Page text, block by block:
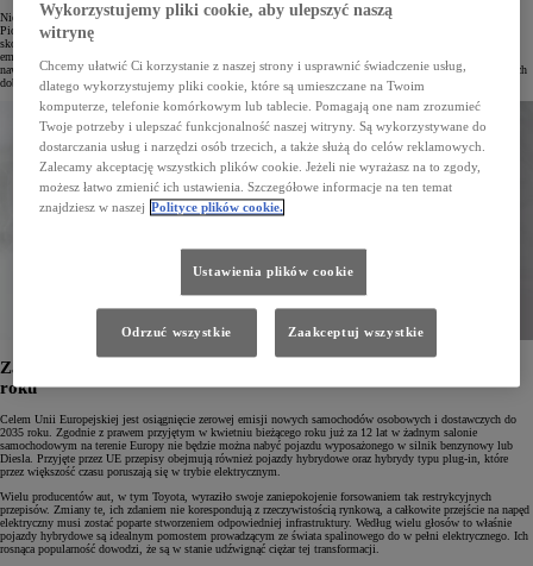
Niektórzy producenci samochodów – jak Toyota – nad czystszymi źródłami napędu pracowali od lat.
Pionierskiesamochody hybrydowe
skorygować swoje strategie wraz z przyjęciem unijnych planów zakładających zmniejszenie do 2030 roku
emisji samochodów osobowych o 55%, a dostawczych – o 50%. Choć rzeczywistość potrafi weryfikować
nawet najbardziej przemyślane strategie, dziś jedno jest pewne – po przeszło 120 latach epoka aut spalinowych
dobiega końca.
Zakaz sprzedaży nowych samochodów spalinowych już od 2035
roku
Celem Unii Europejskiej jest osiągnięcie zerowej emisji nowych samochodów osobowych i dostawczych do
2035 roku. Zgodnie z prawem przyjętym w kwietniu bieżącego roku już za 12 lat w żadnym salonie
samochodowym na terenie Europy nie będzie można nabyć pojazdu wyposażonego w silnik benzynowy lub
Diesla. Przyjęte przez UE przepisy obejmują również pojazdy hybrydowe oraz hybrydy typu plug-in, które
przez większość czasu poruszają się w trybie elektrycznym.
Wielu producentów aut, w tym Toyota, wyraziło swoje zaniepokojenie forsowaniem tak restrykcyjnych
przepisów. Zmiany te, ich zdaniem nie korespondują z rzeczywistością rynkową, a całkowite przejście na napęd
elektryczny musi zostać poparte stworzeniem odpowiedniej infrastruktury. Według wielu głosów to właśnie
pojazdy hybrydowe są idealnym pomostem prowadzącym ze świata spalinowego do w pełni elektrycznego. Ich
rosnąca popularność dowodzi, że są w stanie udźwignąć ciężar tej transformacji.
Wykorzystujemy pliki cookie, aby ulepszyć naszą
witrynę
Chcemy ułatwić Ci korzystanie z naszej strony i usprawnić świadczenie usług,
dlatego wykorzystujemy pliki cookie, które są umieszczane na Twoim
komputerze, telefonie komórkowym lub tablecie. Pomagają one nam zrozumieć
Twoje potrzeby i ulepszać funkcjonalność naszej witryny. Są wykorzystywane do
dostarczania usług i narzędzi osób trzecich, a także służą do celów reklamowych.
Zalecamy akceptację wszystkich plików cookie. Jeżeli nie wyrażasz na to zgody,
możesz łatwo zmienić ich ustawienia. Szczegółowe informacje na ten temat
znajdziesz w naszej Polityce plików cookie.
Ustawienia plików cookie
Odrzuć wszystkie Zaakceptuj wszystkie